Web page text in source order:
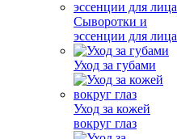
Сыворотки и
эссенции для лица
Уход за губами
Уход за кожей
вокруг глаз